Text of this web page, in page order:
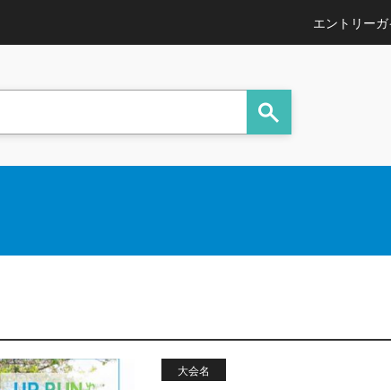
エントリーガ
大会名